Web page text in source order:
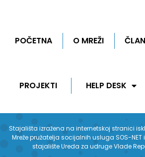
POČETNA O MREŽI
PROJEKTI HELP DESK
Stajališta izražena na internetskoj stranici
Mreže pružatelja socijalnih usluga SOS-
stajalište Ureda za udruge Vlade